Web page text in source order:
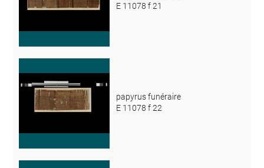
E 11078 f 21
papyrus funéraire
E 11078 f 22